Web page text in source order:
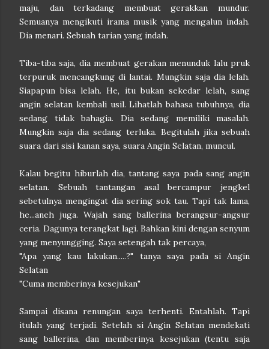
maju, dan terkadang membuat gerakkan mundur.
Semuanya mengikuti irama musik yang mengalun indah.
Dia menari. Sebuah tarian yang indah.
Tiba-tiba saja, dia membuat gerakan menunduk lalu pruk
terpuruk mencangkung di lantai. Mungkin saja dia lelah.
Siapapun bisa lelah. He, itu bukan sekedar lelah, sang
angin selatan kembali usil. Lihatlah bahasa tubuhnya, dia
sedang tidak bahagia. Dia sedang memiliki masalah.
Mungkin saja dia sedang terluka. Begitulah jika sebuah
suara dari sisi kanan saya, suara Angin Selatan, muncul.
Kalau begitu hiburlah dia, tantang saya pada sang angin
selatan. Sebuah tantangan asal bercampur jengkel
sebetulnya mengingat dia sering sok tau. Tapi tak lama,
he...aneh juga. Wajah sang ballerina berangsur-angsur
ceria. Dagunya terangkat lagi. Bahkan kini dengan senyum
yang menyungging. Saya setengah tak percaya,
"Apa yang kau lakukan.....?" tanya saya pada si Angin
Selatan
"Cuma memberinya kesejukan"
Sampai disana renungan saya terhenti. Entahlah. Tapi
itulah yang terjadi. Setelah si Angin Selatan mendekati
sang ballerina, dan memberinya kesejukan (tentu saja